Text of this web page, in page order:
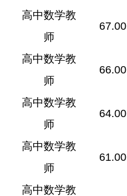
高中数学教
师
67.00
高中数学教
师
66.00
高中数学教
师
64.00
高中数学教
师
61.00
高中数学教